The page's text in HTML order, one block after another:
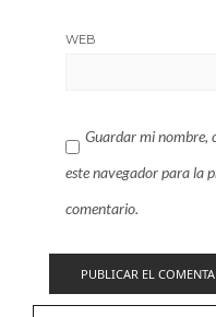
WEB
Guardar mi nombre,
este navegador para la
comentario.